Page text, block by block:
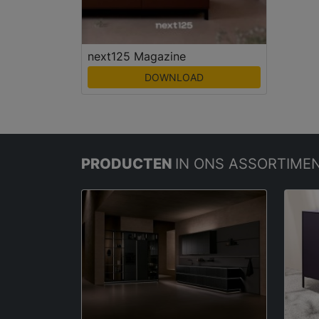
next125 Magazine
DOWNLOAD
PRODUCTEN IN ONS